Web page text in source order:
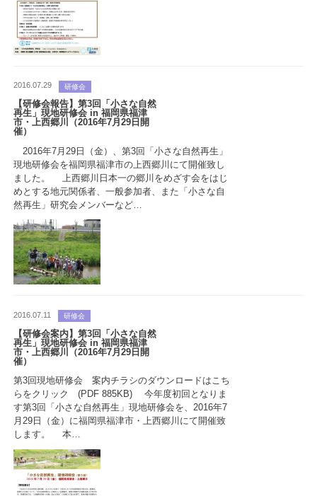
2016.07.29 研修会
【研修会報告】第3回「小さな自然
再生」現地研修会 in 福岡県福津
市・上西郷川（2016年7月29日開
催）
2016年7月29日（金）、第3回「小さな自然再生」
現地研修会を福岡県福津市の上西郷川にて開催致し
ました。 上西郷川日本一の郷川をめざす会をはじ
めとする地元関係者、一般参加者、また「小さな自
然再生」研究会メンバーなど…
2016.07.11 研修会
【研修会案内】第3回「小さな自然
再生」現地研修会 in 福岡県福津
市・上西郷川（2016年7月29日開
催）
第3回現地研修会 案内チラシのダウンロードはこち
らをクリック (PDF 885KB) 今年度初回となりま
す第3回「小さな自然再生」現地研修会を、2016年7
月29日（金）に福岡県福津市・上西郷川にて開催致
します。 本…